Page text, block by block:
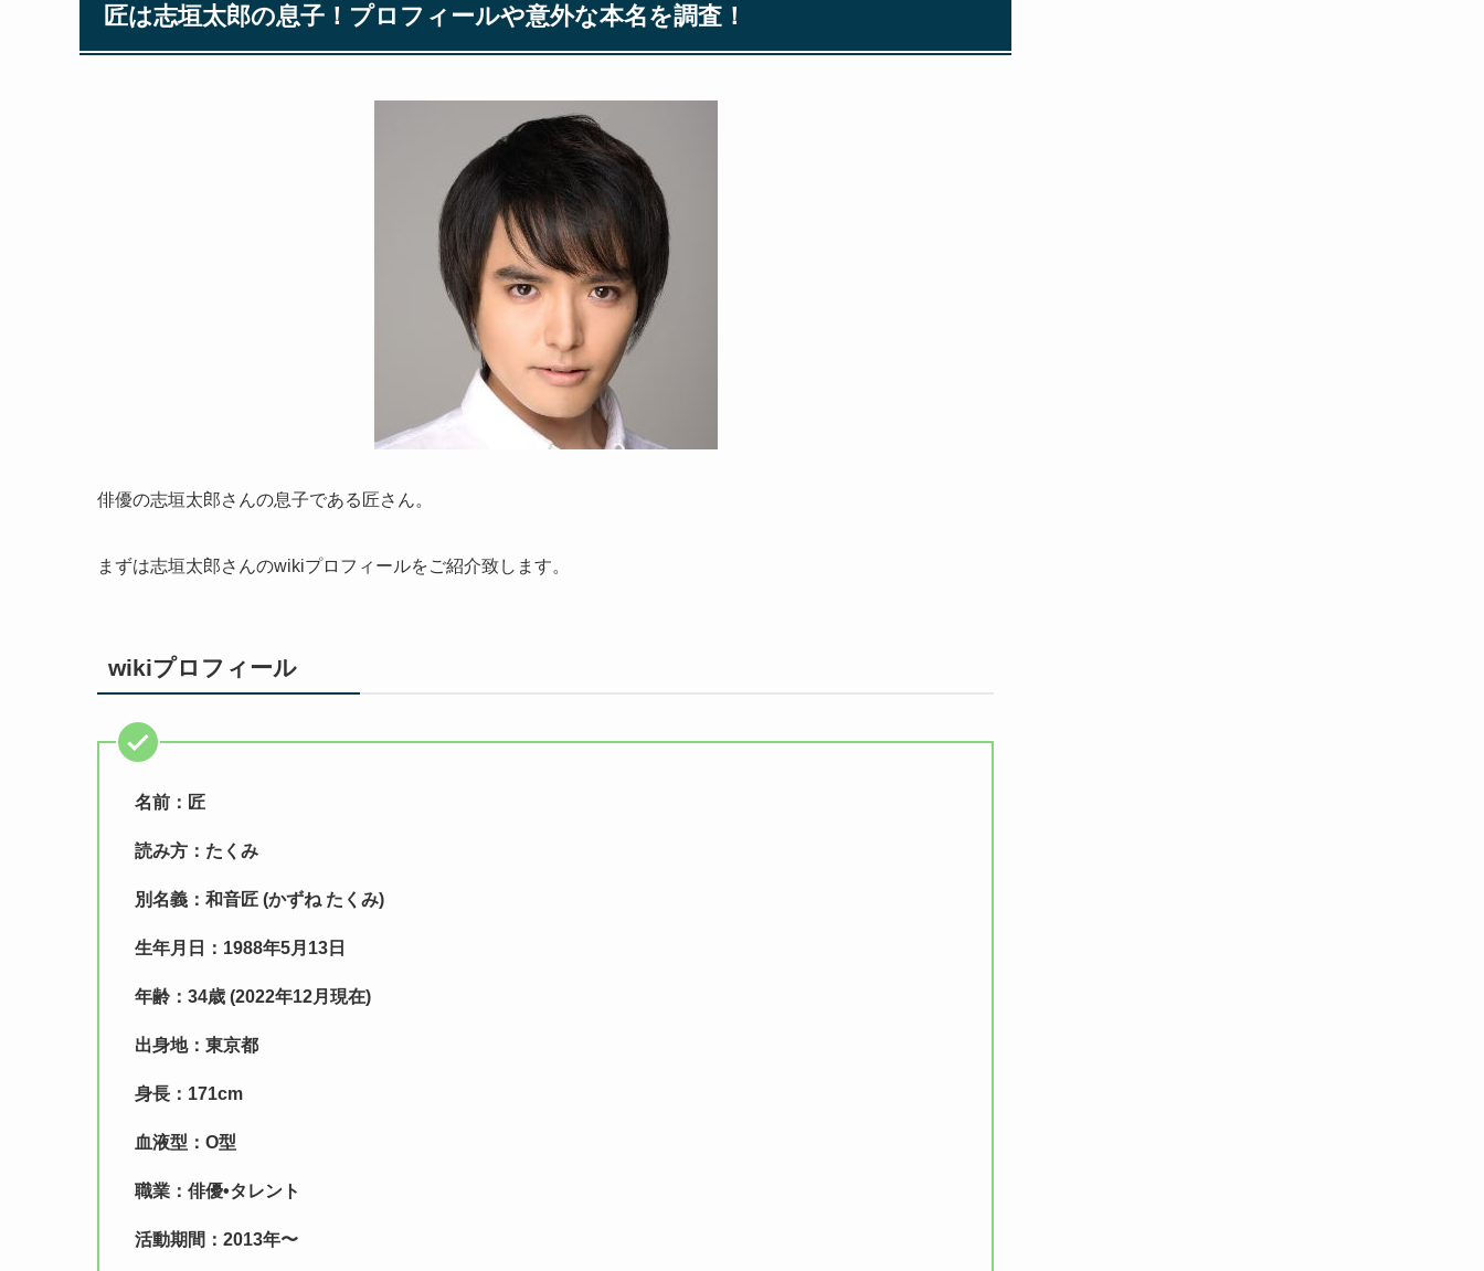
匠は志垣太郎の息子！プロフィールや意外な本名を調査！
俳優の志垣太郎さんの息子である匠さん。
まずは志垣太郎さんのwikiプロフィールをご紹介致します。
wikiプロフィール
名前：匠
読み方：たくみ
別名義：和音匠 (かずね たくみ)
生年月日：1988年5月13日
年齢：34歳 (2022年12月現在)
出身地：東京都
身長：171cm
血液型：O型
職業：俳優•タレント
活動期間：2013年〜